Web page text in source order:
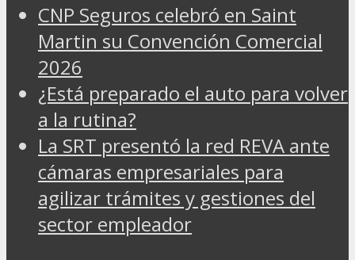
CNP Seguros celebró en Saint
Martin su Convención Comercial
2026
¿Está preparado el auto para volver
a la rutina?
La SRT presentó la red REVA ante
cámaras empresariales para
agilizar trámites y gestiones del
sector empleador